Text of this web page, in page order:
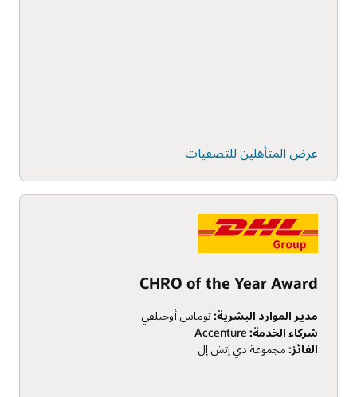
عرض المتأهلين للتصفيات
CHRO of the Year Award
مدير الموارد البشرية:توماس أوجيلفي
شركاء الخدمة:
الفائز: مجموعة دي إتش إل